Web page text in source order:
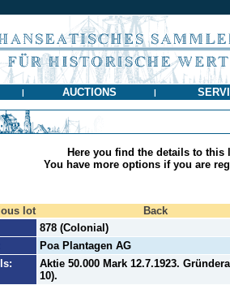
| AUCTIONS |
Here you find the details to this
You have more options if you are
lot Back
878 (Colonial)
Poa Plantagen AG
Aktie 50.000 Mark 12.7.1923.
10).